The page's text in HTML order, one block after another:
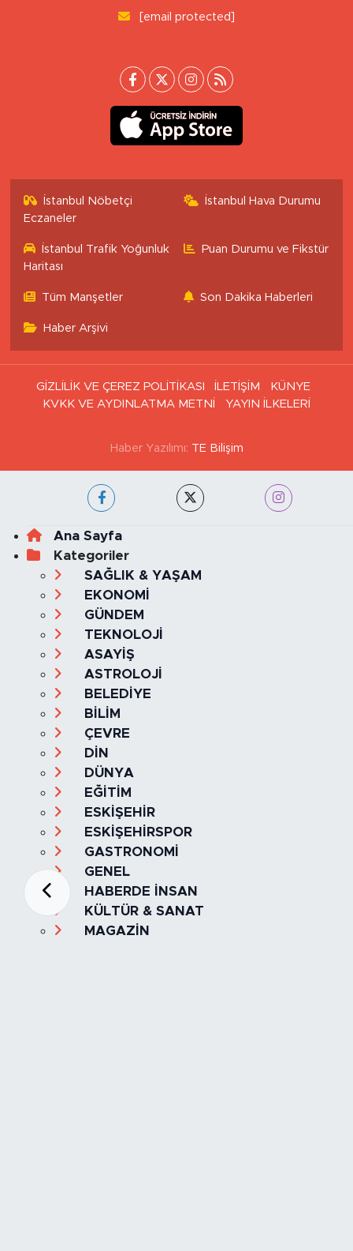
[email protected]
İstanbul Nöbetçi
Eczaneler
İstanbul Hava Durumu
İstanbul Trafik Yoğunluk
Haritası
Puan Durumu ve Fikstür
Tüm Manşetler Son Dakika Haberleri
Haber Arşivi
GİZLİLİK VE ÇEREZ POLİTİKASI İLETİŞİM
KÜNYE
KVKK VE AYDINLATMA METNİ
YAYIN İLKELERİ
Haber Yazılımı: TE Bilişim
Ana Sayfa
Kategoriler
SAĞLIK & YAŞAM
EKONOMİ
GÜNDEM
TEKNOLOJİ
ASAYİŞ
ASTROLOJİ
BELEDİYE
BİLİM
ÇEVRE
DİN
DÜNYA
EĞİTİM
ESKİŞEHİR
ESKİŞEHİRSPOR
GASTRONOMİ
GENEL
HABERDE İNSAN
KÜLTÜR & SANAT
MAGAZİN